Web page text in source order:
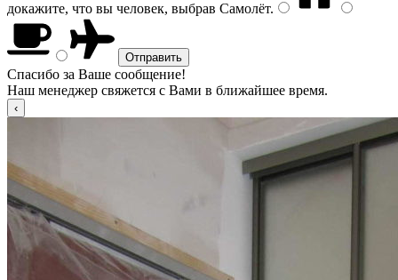
докажите, что вы человек, выбрав Самолёт.
Спасибо за Ваше сообщение!
Наш менеджер свяжется с Вами в ближайшее время.